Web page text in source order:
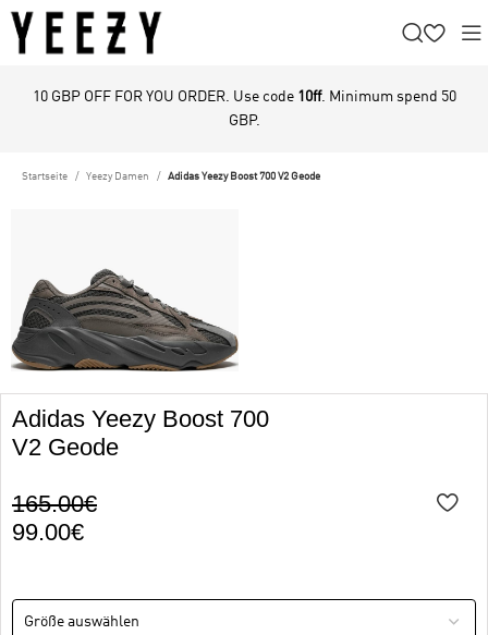
10 GBP OFF FOR YOU ORDER. Use code 10ff. Minimum spend 50
GBP.
Startseite Yeezy Damen Adidas Yeezy Boost 700 V2 Geode
Adidas Yeezy Boost 700
V2 Geode
165.00€
99.00€